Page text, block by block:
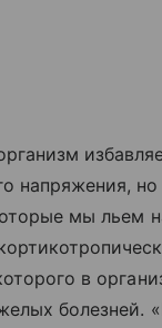
напряжения,
мы льем
в
болезней.